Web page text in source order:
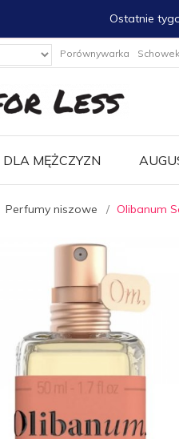
Ostatnie
Porównywarka Schowek
DLA MĘŻCZYZN
Perfumy niszowe Olibanum